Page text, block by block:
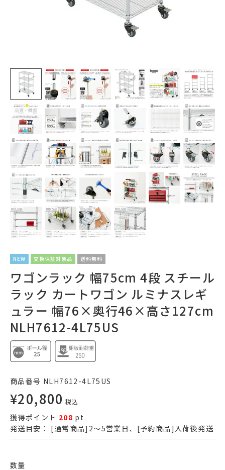
NEW 交換保証対象品 送料無料
ワゴンラック 幅75cm 4段 スチール
ラック カートワゴン ルミナスレギ
ュラー 幅76×奥行46×高さ127cm
NLH7612-4L75US
商品番号 NLH7612-4L75US
¥20,800 税込
獲得ポイント 208 pt
発送目安： [通常商品]2～5営業日、[予約商品]入荷後発送